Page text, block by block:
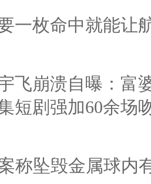
一枚命中就能让
飞崩溃自曝：富
短剧强加60余场
称坠毁金属球内